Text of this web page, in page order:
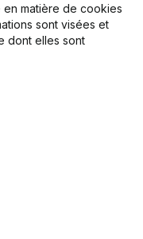
Automotive?
en matière de cookies
sont visées et
dont elles sont